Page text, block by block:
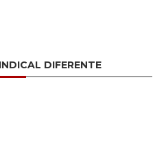
DIFERENTE